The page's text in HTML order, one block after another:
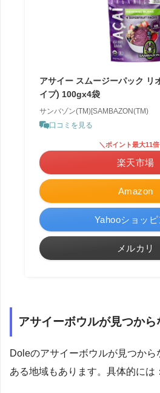
アサイー スムージーパック リ
イプ) 100gx4袋
サンバゾン(TM)[SAMBAZON(TM)
口コミを見る
Amazon
＼ポイント最大11
楽天市場
Yahooショッ
メルカリ
アサイーボウルが見つか
Doleのアサイーボウルが見つか
ある地域もあります。具体的には：